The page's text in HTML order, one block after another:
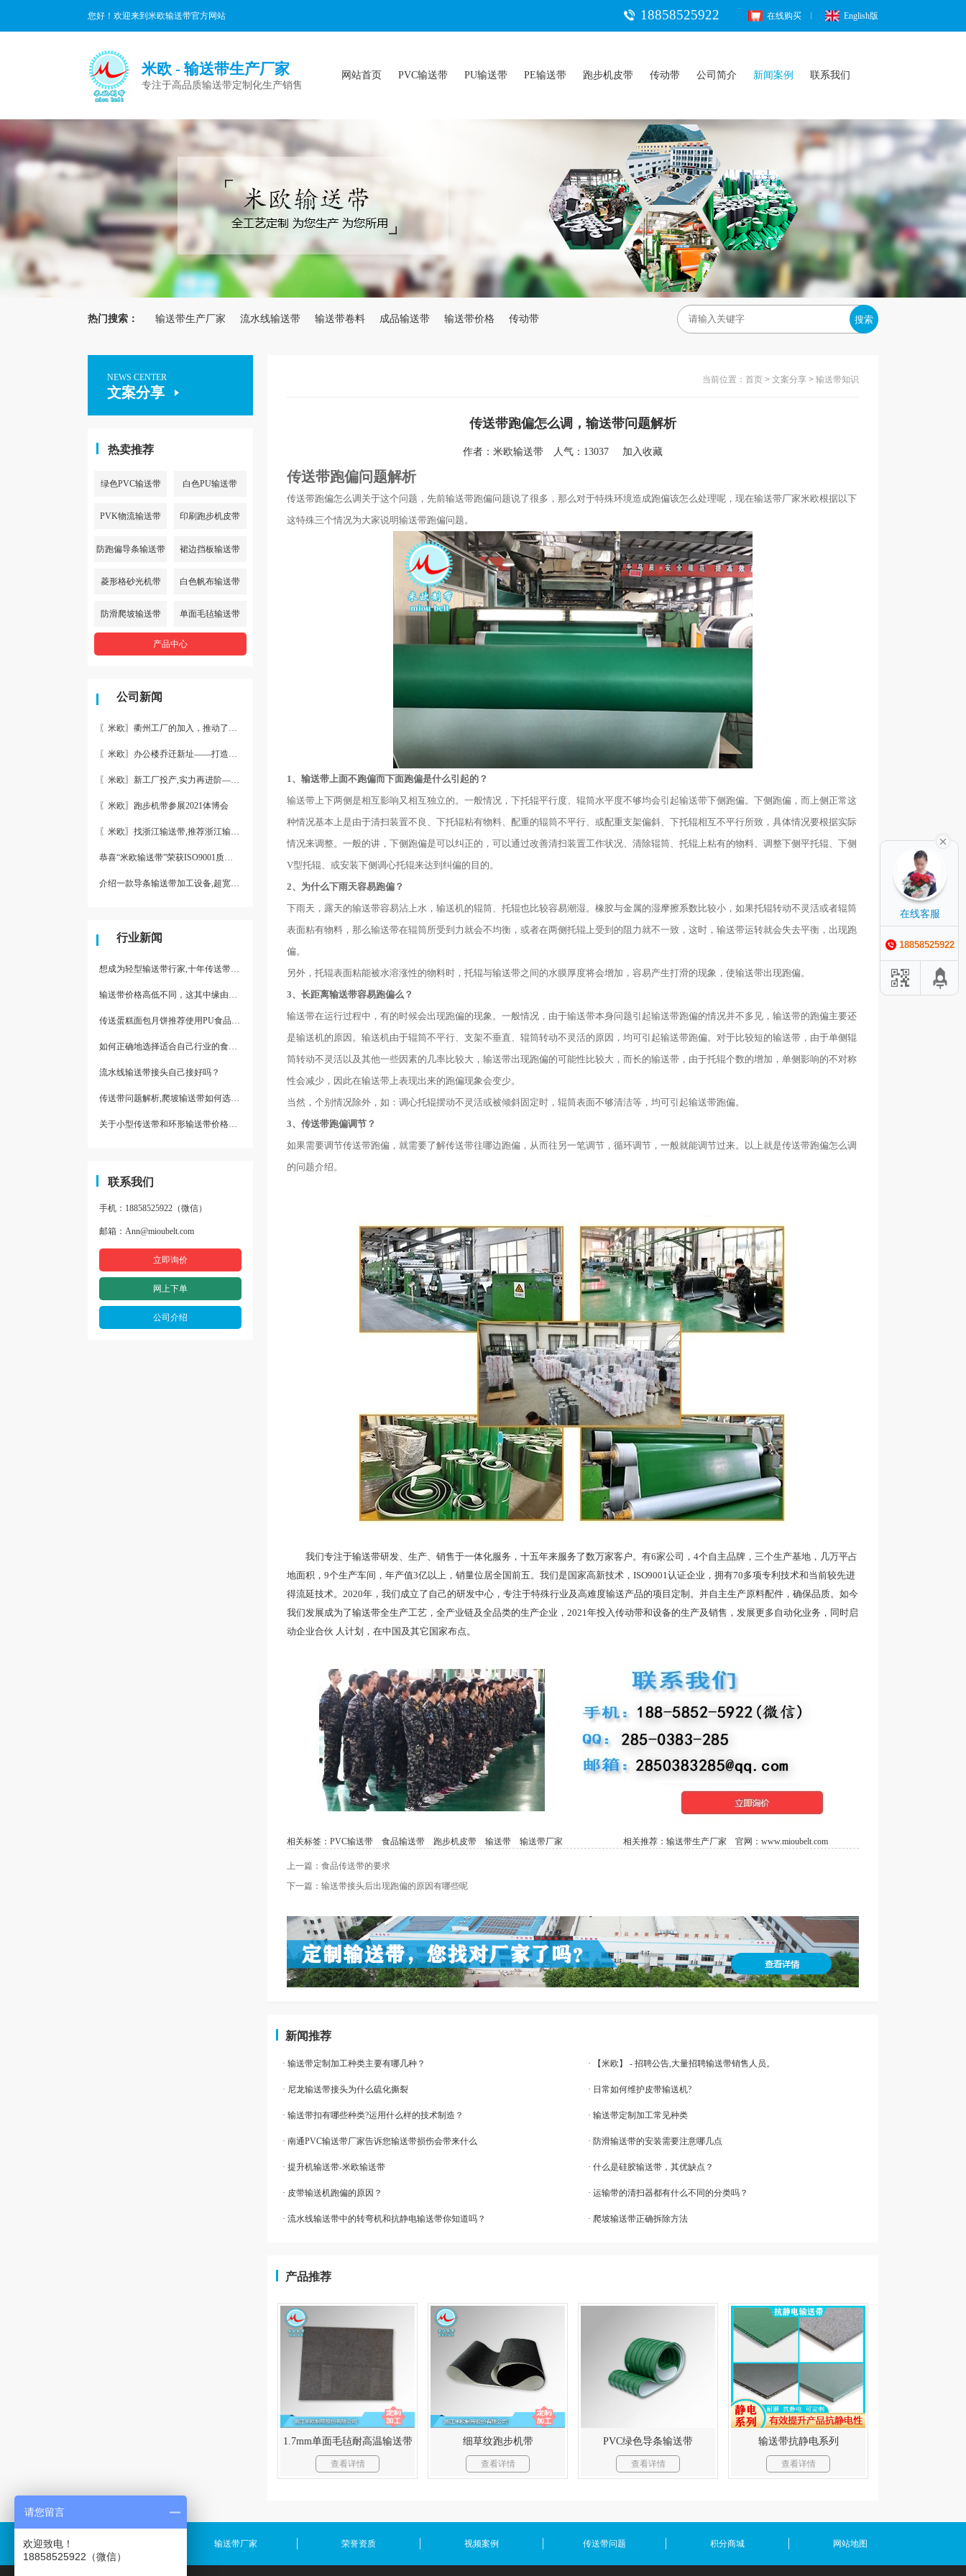
您好！欢迎来到米欧输送带官方网站 18858525922 在线购买 English版
米欧 - 输送带生产厂家
专注于高品质输送带定制化生产销售
网站首页 PVC输送带 PU输送带 PE输送带 跑步机皮带 传动带 公司简介 新闻案例 联系我们
热门搜索： 输送带生产厂家 流水线输送带 输送带卷料 成品输送带 输送带价格 传动带 搜索
NEWS CENTER
文案分享
热卖推荐
绿色PVC输送带 白色PU输送带
PVK物流输送带 印刷跑步机皮带
防跑偏导条输送带 裙边挡板输送带
菱形格砂光机带 白色帆布输送带
防滑爬坡输送带 单面毛毡输送带
产品中心
公司新闻
〖米欧〗衢州工厂的加入，推动了产能更节约了成本。
〖米欧〗办公楼乔迁新址——打造新起点 再著新篇章
〖米欧〗新工厂投产,实力再进阶—米欧带业衢州工厂投产并平稳运
〖米欧〗跑步机带参展2021体博会
〖米欧〗找浙江输送带,推荐浙江输送带生产厂家“米欧”
恭喜“米欧输送带”荣获ISO9001质量体系认证
介绍一款导条输送带加工设备,超宽输送带利器
行业新闻
想成为轻型输送带行家,十年传送带师傅教你三招
输送带价格高低不同，这其中缘由你清楚了吗
传送蛋糕面包月饼推荐使用PU食品级输送带
如何正确地选择适合自己行业的食品输送带
流水线输送带接头自己接好吗？
传送带问题解析,爬坡输送带如何选择,推荐一款防滑输送带
关于小型传送带和环形输送带价格，他们有什么区别点。
联系我们
手机：18858525922（微信）
邮箱：Ann@mioubelt.com
立即询价
网上下单
公司介绍
当前位置： 首页 > 文案分享 > 输送带知识
传送带跑偏怎么调，输送带问题解析
作者： 米欧输送带 人气：13037 加入收藏
传送带跑偏问题解析
传送带跑偏怎么调关于这个问题，先前输送带跑偏问题说了很多，那么对于特殊环境造成跑偏该怎么处理呢，现在输送带厂家米欧根据以下
这特殊三个情况为大家说明输送带跑偏问题。
1、输送带上面不跑偏而下面跑偏是什么引起的？
输送带上下两侧是相互影响又相互独立的。一般情况，下托辊平行度、辊筒水平度不够均会引起输送带下侧跑偏。下侧跑偏，而上侧正常这
种情况基本上是由于清扫装置不良、下托辊粘有物料、配重的辊筒不平行、或配重支架偏斜、下托辊相互不平行所致，具体情况要根据实际
情况来调整。一般的讲，下侧跑偏是可以纠正的，可以通过改善清扫装置工作状况、清除辊筒、托辊上粘有的物料、调整下侧平托辊、下侧
V型托辊、或安装下侧调心托辊来达到纠偏的目的。
2、为什么下雨天容易跑偏？
下雨天，露天的输送带容易沾上水，输送机的辊筒、托辊也比较容易潮湿。橡胶与金属的湿摩擦系数比较小，如果托辊转动不灵活或者辊筒
表面粘有物料，那么输送带在辊筒所受到力就会不均衡，或者在两侧托辊上受到的阻力就不一致，这时，输送带运转就会失去平衡，出现跑
偏。
另外，托辊表面粘能被水溶涨性的物料时，托辊与输送带之间的水膜厚度将会增加，容易产生打滑的现象，使输送带出现跑偏。
3、长距离输送带容易跑偏么？
输送带在运行过程中，有的时候会出现跑偏的现象。一般情况，由于输送带本身问题引起输送带跑偏的情况并不多见，输送带的跑偏主要还
是输送机的原因。输送机由于辊筒不平行、支架不垂直、辊筒转动不灵活的原因，均可引起输送带跑偏。对于比较短的输送带，由于单侧辊
筒转动不灵活以及其他一些因素的几率比较大，输送带出现跑偏的可能性比较大，而长的输送带，由于托辊个数的增加，单侧影响的不对称
性会减少，因此在输送带上表现出来的跑偏现象会变少。
当然，个别情况除外，如：调心托辊摆动不灵活或被倾斜固定时，辊筒表面不够清洁等，均可引起输送带跑偏。
3、传送带跑偏调节？
如果需要调节传送带跑偏，就需要了解传送带往哪边跑偏，从而往另一笔调节，循环调节，一般就能调节过来。以上就是传送带跑偏怎么调
的问题介绍。
我们专注于输送带研发、生产、销售于一体化服务，十五年来服务了数万家客户。有6家公司，4个自主品牌，三个生产基地，几万平占
地面积，9个生产车间，年产值3亿以上，销量位居全国前五。我们是国家高新技术，ISO9001认证企业，拥有70多项专利技术和当前较先进
得流延技术。2020年，我们成立了自己的研发中心，专注于特殊行业及高难度输送产品的项目定制。并自主生产原料配件，确保品质。如今
我们发展成为了输送带全生产工艺，全产业链及全品类的生产企业，2021年投入传动带和设备的生产及销售，发展更多自动化业务，同时启
动企业合伙 人计划，在中国及其它国家布点。
相关标签： PVC输送带 食品输送带 跑步机皮带 输送带 输送带厂家 相关推荐： 输送带生产厂家 官网： www.mioubelt.com
上一篇：食品传送带的要求
下一篇：输送带接头后出现跑偏的原因有哪些呢
新闻推荐
· 输送带定制加工种类主要有哪几种？ · 【米欧】 - 招聘公告,大量招聘输送带销售人员。
· 尼龙输送带接头为什么硫化撕裂 · 日常如何维护皮带输送机?
· 输送带扣有哪些种类?运用什么样的技术制造？ · 输送带定制加工常见种类
· 南通PVC输送带厂家告诉您输送带损伤会带来什么 · 防滑输送带的安装需要注意哪几点
· 提升机输送带-米欧输送带 · 什么是硅胶输送带，其优缺点？
· 皮带输送机跑偏的原因？ · 运输带的清扫器都有什么不同的分类吗？
· 流水线输送带中的转弯机和抗静电输送带你知道吗？ · 爬坡输送带正确拆除方法
产品推荐
1.7mm单面毛毡耐高温输送带
查看详情
细草纹跑步机带
查看详情
PVC绿色导条输送带
查看详情
输送带抗静电系列
查看详情
输送带厂家 荣誉资质 视频案例 传送带问题 积分商城 网站地图
在线客服
18858525922
请您留言
欢迎致电！
18858525922（微信）